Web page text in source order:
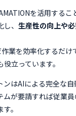
を活用するこ
、 生産性の向上や
業を効率化するだけ
立っています。
ンはAIによる完全な
ムが要請すれば従業
。